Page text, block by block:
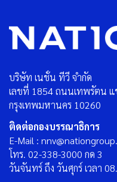
บริษัท เนชั่น ทีวี จำกัด
เลขที่ 1854 ถนนเทพรัตน แ
กรุงเทพมหานคร 10260
ติดต่อกองบรรณาธิการ
E-Mail :
โทร. 02-338-3000 กด 3
วันจันทร์ ถึง วันศุกร์ เวลา